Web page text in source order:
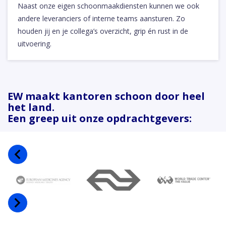
Naast onze eigen schoonmaakdiensten kunnen we ook
andere leveranciers of interne teams aansturen. Zo
houden jij en je collega’s overzicht, grip én rust in de
uitvoering.
EW maakt kantoren schoon door heel
het land.
Een greep uit onze opdrachtgevers: